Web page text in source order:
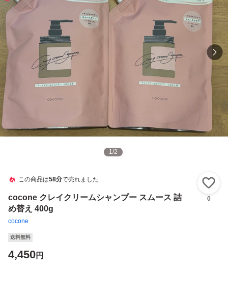
1/2
この商品は58分で売れました
cocone クレイクリームシャンプー スムース 詰
め替え 400g
cocone
0
送料無料
4,450円